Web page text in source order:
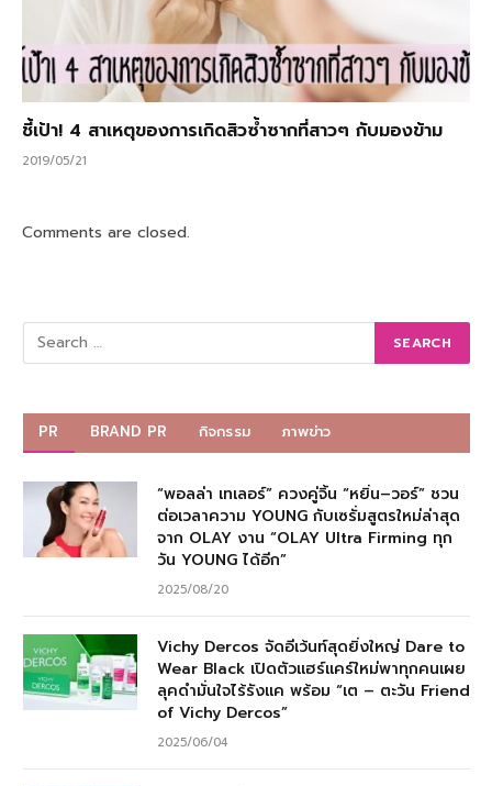
ชี้เป้า! 4 สาเหตุของการเกิดสิวซ้ำซากที่สาวๆ กับมองข้าม
2019/05/21
Comments are closed.
PR BRAND PR กิจกรรม ภาพข่าว
“พอลล่า เทเลอร์” ควงคู่จิ้น “หยิ่น–วอร์” ชวน
ต่อเวลาความ YOUNG กับเซรั่มสูตรใหม่ล่าสุด
จาก OLAY งาน “OLAY Ultra Firming ทุก
วัน YOUNG ได้อีก”
2025/08/20
Vichy Dercos จัดอีเว้นท์สุดยิ่งใหญ่ Dare to
Wear Black เปิดตัวแฮร์แคร์ใหม่พาทุกคนเผย
ลุคดำมั่นใจไร้รังแค พร้อม “เต – ตะวัน Friend
of Vichy Dercos”
2025/06/04